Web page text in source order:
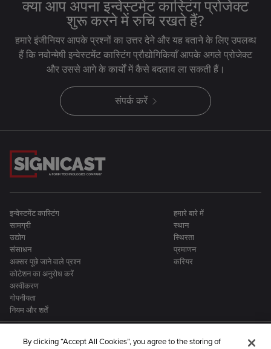
क्या आप अपना इन्वेस्टमेंट कास्टिंग प्रोजेक्ट
शुरू करने में रुचि रखते हैं?
हमारे इंजीनियर आपके प्रश्नों का उत्तर देने और यह बताने के लिए उपलब्ध
हैं कि नवोन्मेषी इन्वेस्टमेंट कास्टिंग प्रौद्योगिकियाँ आपके अगले प्रोजेक्ट
और उससे आगे के कार्यों में कैसे बदलाव ला सकती हैं।
संपर्क करें
इन्वेस्टमेंट कास्टिंग
सामग्री
उद्योग
संसाधन
अक्सर पूछे जाने वाले प्रश्न
हमारे बारे में
स्थान
स्थिरता
प्रमाणन
करियर
कोटेशन का अनुरोध करें
अस्वीकरण
गोपनीयता
नियम और शर्तें
By clicking “Accept All Cookies”, you agree to the storing of